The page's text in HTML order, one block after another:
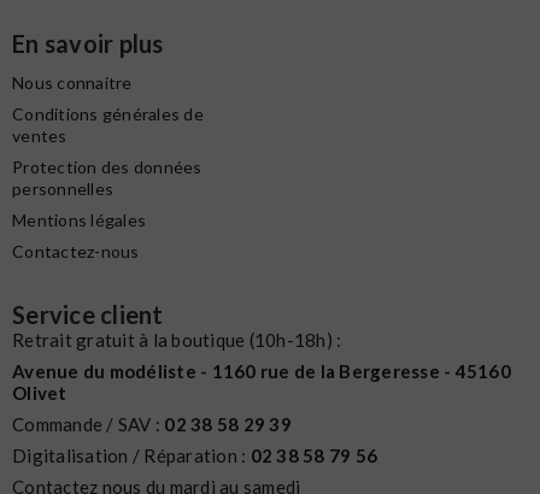
En savoir plus
Nous connaitre
Conditions générales de
ventes
Protection des données
personnelles
Mentions légales
Contactez-nous
Service client
Retrait gratuit à la boutique (10h-18h) :
Avenue du modéliste - 1160 rue de la Bergeresse - 45160
Olivet
Commande / SAV : 02 38 58 29 39
Digitalisation / Réparation : 02 38 58 79 56
Contactez nous du mardi au samedi